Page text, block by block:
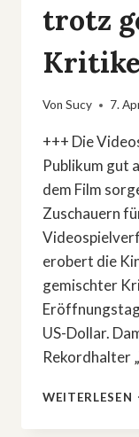
trotz
Von Sucy 7.
+++ Die
Publikum gut
dem Film
Zuschauern
erobert die
gemischter
US-Dollar.
Rekordhalter
WEITERLESEN